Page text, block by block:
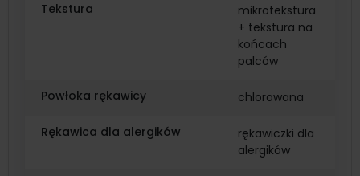
Tekstura
mikrotekstura
+ tekstura na
końcach
palców
Powłoka rękawicy chlorowana
Rękawica dla alergików
rękawiczki dla
alergików